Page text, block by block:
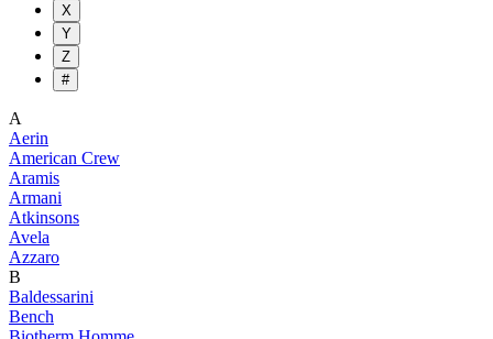
X
Y
Z
#
A
Aerin
American Crew
Aramis
Armani
Atkinsons
Avela
Azzaro
B
Baldessarini
Bench